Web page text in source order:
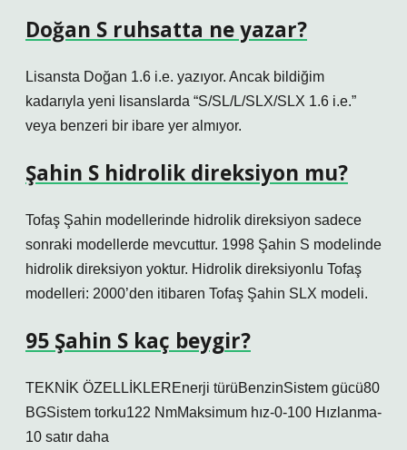
Doğan S ruhsatta ne yazar?
Lisansta Doğan 1.6 i.e. yazıyor. Ancak bildiğim
kadarıyla yeni lisanslarda “S/SL/L/SLX/SLX 1.6 i.e.”
veya benzeri bir ibare yer almıyor.
Şahin S hidrolik direksiyon mu?
Tofaş Şahin modellerinde hidrolik direksiyon sadece
sonraki modellerde mevcuttur. 1998 Şahin S modelinde
hidrolik direksiyon yoktur. Hidrolik direksiyonlu Tofaş
modelleri: 2000’den itibaren Tofaş Şahin SLX modeli.
95 Şahin S kaç beygir?
TEKNİK ÖZELLİKLEREnerji türüBenzinSistem gücü80
BGSistem torku122 NmMaksimum hız-0-100 Hızlanma-
10 satır daha